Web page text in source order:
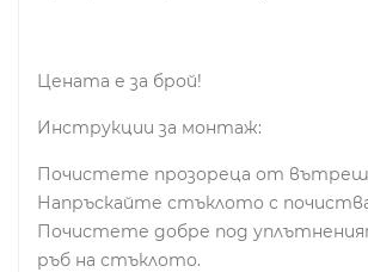
Цената е за брой!
Инструкции за монтаж:
Почистете прозореца от
Напръскайте стъклото с
Почистете добре под
ръб на стъклото.